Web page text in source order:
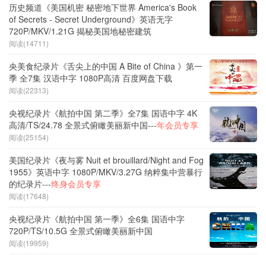
历史频道《美国机密 秘密地下世界 America's Book
of Secrets - Secret Underground》英语无字
720P/MKV/1.21G 揭秘美国地秘密建筑
阅读(14711)
央美食纪录片《舌尖上的中国 A Bite of China 》第一
季 全7集 汉语中字 1080P高清 百度网盘下载
阅读(22313)
央视纪录片《航拍中国 第二季》全7集 国语中字 4K
高清/TS/24.78 全景式俯瞰美丽新中国---年会员专享
阅读(25154)
美国纪录片《夜与雾 Nuit et brouillard/Night and Fog
1955》英语中字 1080P/MKV/3.27G 纳粹集中营暴行
的纪录片---终身会员专享
阅读(17648)
央视纪录片《航拍中国 第一季》全6集 国语中字
720P/TS/10.5G 全景式俯瞰美丽新中国
阅读(19959)